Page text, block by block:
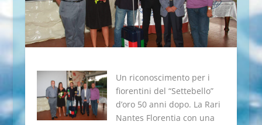
Un riconoscimento per i
fiorentini del “Settebello”
d’oro 50 anni dopo. La Rari
Nantes Florentia con una